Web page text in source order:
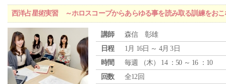
西洋占星術実習 ～ホロスコープからあらゆる事を読み取る訓練をおこ
講師
森信 彰雄
日程
1月 16日 ～ 4月 3日
時間
毎週 （木） 14 ：50 ～ 16 ：10
回数
全12回